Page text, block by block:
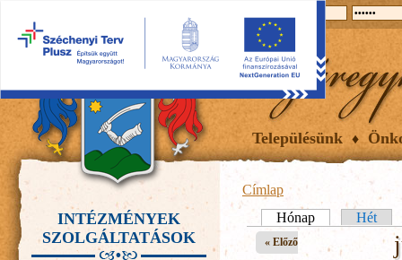
Településünk
Címlap
Elsődleges fülek
Hónap (aktív fül)
Hét
« Előző
INTÉZMÉNYEK
SZOLGÁLTATÁSOK